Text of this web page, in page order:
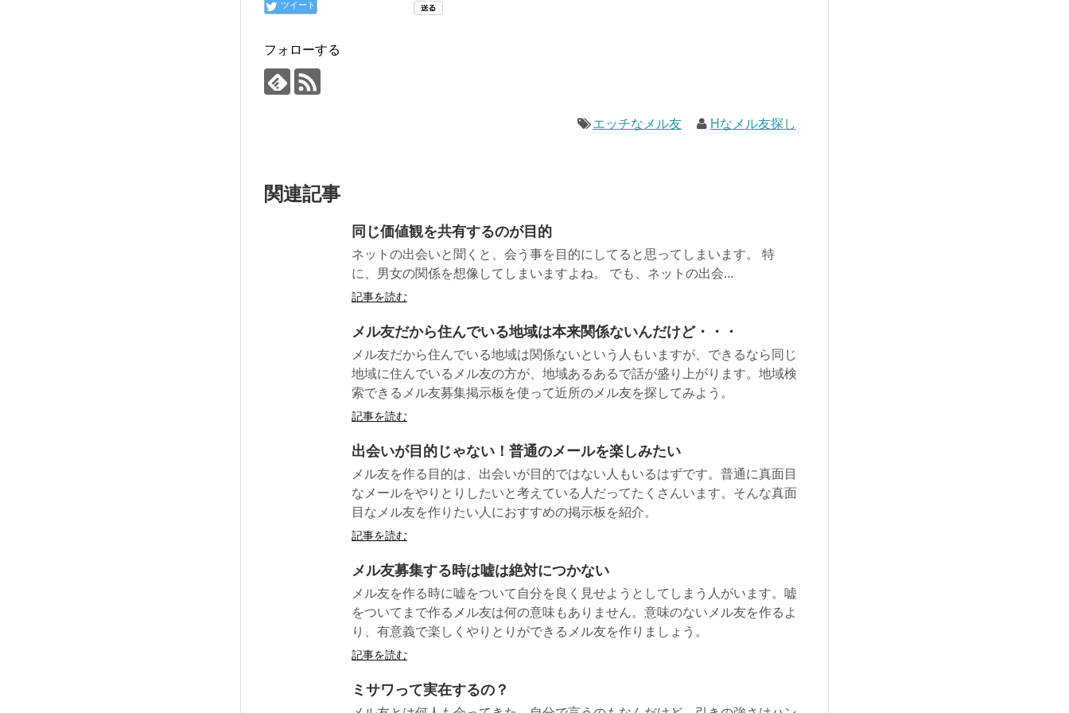
ツイート
フォローする
エッチなメル友 Hなメル友探し
関連記事
同じ価値観を共有するのが目的
ネットの出会いと聞くと、会う事を目的にしてると思ってしまいます。 特
に、男女の関係を想像してしまいますよね。 でも、ネットの出会...
記事を読む
メル友だから住んでいる地域は本来関係ないんだけど・・・
メル友だから住んでいる地域は関係ないという人もいますが、できるなら同じ
地域に住んでいるメル友の方が、地域あるあるで話が盛り上がります。地域検
索できるメル友募集掲示板を使って近所のメル友を探してみよう。
記事を読む
出会いが目的じゃない！普通のメールを楽しみたい
メル友を作る目的は、出会いが目的ではない人もいるはずです。普通に真面目
なメールをやりとりしたいと考えている人だってたくさんいます。そんな真面
目なメル友を作りたい人におすすめの掲示板を紹介。
記事を読む
メル友募集する時は嘘は絶対につかない
メル友を作る時に嘘をついて自分を良く見せようとしてしまう人がいます。嘘
をついてまで作るメル友は何の意味もありません。意味のないメル友を作るよ
り、有意義で楽しくやりとりができるメル友を作りましょう。
記事を読む
ミサワって実在するの？